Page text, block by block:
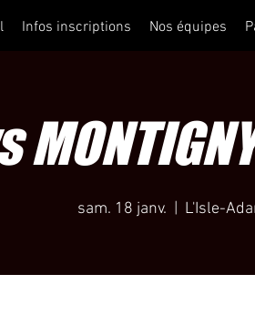
Infos inscriptions Nos équipes
sam. 18 janv. L'Isle-